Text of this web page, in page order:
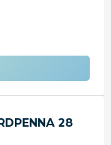
28